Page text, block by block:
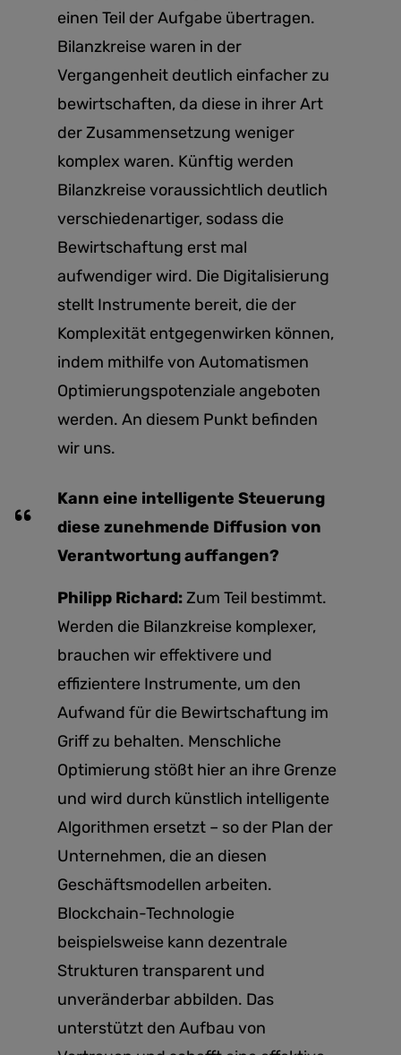
einen Teil der Aufgabe übertragen.
Bilanzkreise waren in der
Vergangenheit deutlich einfacher zu
bewirtschaften, da diese in ihrer Art
der Zusammensetzung weniger
komplex waren. Künftig werden
Bilanzkreise voraussichtlich deutlich
verschiedenartiger, sodass die
Bewirtschaftung erst mal
aufwendiger wird. Die Digitalisierung
stellt Instrumente bereit, die der
Komplexität entgegenwirken können,
indem mithilfe von Automatismen
Optimierungspotenziale angeboten
werden. An diesem Punkt befinden
wir uns.
Kann eine intelligente Steuerung
diese zunehmende Diffusion von
Verantwortung auffangen?
Philipp Richard:Zum Teil bestimmt.
Werden die Bilanzkreise komplexer,
brauchen wir effektivere und
effizientere Instrumente, um den
Aufwand für die Bewirtschaftung im
Griff zu behalten. Menschliche
Optimierung stößt hier an ihre Grenze
und wird durch künstlich intelligente
Algorithmen ersetzt – so der Plan der
Unternehmen, die an diesen
Geschäftsmodellen arbeiten.
Blockchain-Technologie
beispielsweise kann dezentrale
Strukturen transparent und
unveränderbar abbilden. Das
unterstützt den Aufbau von